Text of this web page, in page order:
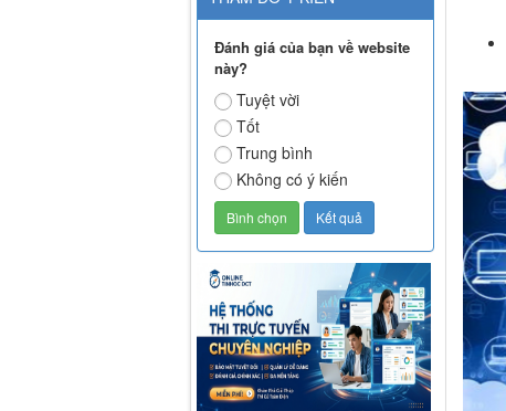
Đánh giá của bạn về website
này?
Tuyệt vời
Tốt
Trung bình
Không có ý kiến